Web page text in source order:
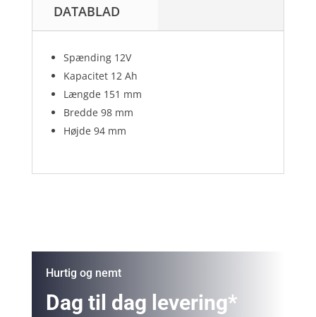
DATABLAD
Spænding 12V
Kapacitet 12 Ah
Længde 151 mm
Bredde 98 mm
Højde 94 mm
Hurtig og nemt
Dag til dag levering*